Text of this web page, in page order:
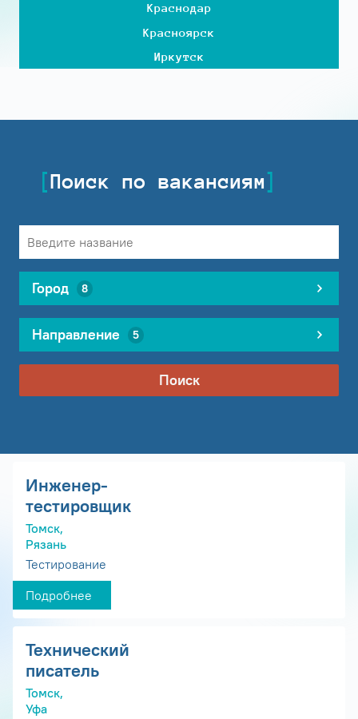
Краснодар
Красноярск
Иркутск
Поиск по вакансиям
Город 8
Направление 5
Поиск
Инженер-
тестировщик
Томск,
Рязань
Тестирование
Подробнее
Технический
писатель
Томск,
Уфа